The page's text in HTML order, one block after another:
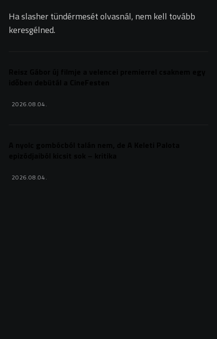
Ha slasher tündérmesét olvasnál, nem kell tovább
keresgélned.
2026.08.04.
2026.08.04.